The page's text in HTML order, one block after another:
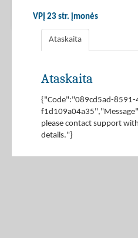
VPĮ 23 str. įmonės
Ataskaita
Ataskaita
{"Code":"089cd5ad-8591-
please contact support
details."}